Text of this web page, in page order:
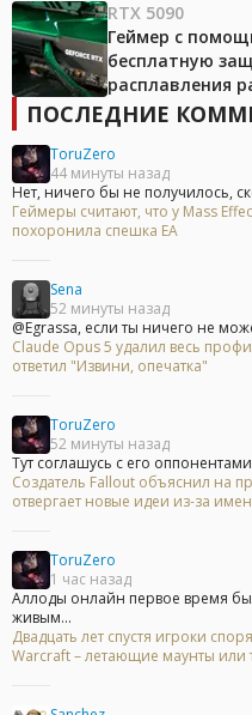
RTX 5090
Геймер с
бесплатную
расплавления
ПОСЛЕДНИЕ
ToruZero
44 минуты назад
Нет, ничего бы не получилось,
Геймеры считают, что у Mass
похоронила спешка EA
Sena
52 минуты назад
@Egrassa, если ты ничего не
Claude Opus 5 удалил весь
ответил "Извини, опечатка"
ToruZero
52 минуты назад
Тут соглашусь с его
Создатель Fallout объяснил на
отвергает новые идеи из-за
ToruZero
1 час назад
Аллоды онлайн первое время
живым...
Двадцать лет спустя игроки
Warcraft – летающие маунты или